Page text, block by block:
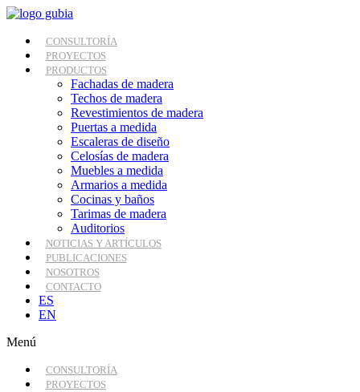
Ir
contenidoCONSULTORÍA
PROYECTOS
PRODUCTOS
Fachadas de madera
Techos de madera
Revestimientos de madera
Puertas a medida
Escaleras de diseño
Celosías de madera
Muebles a medida
Armarios a medida
Cocinas y baños
Tarimas de madera
Auditorios
NOTICIAS Y ARTÍCULOS
PUBLICACIONES
NOSOTROS
CONTACTO
ES
EN
Menú
CONSULTORÍA
PROYECTOS